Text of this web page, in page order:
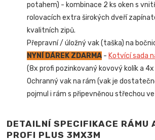
potahem) - kombinace 2 ks oken s
rolovacích extra širokých dveří
kvalitních zipů.
Přepravní / úložný vak (taška) na
NYNÍ DÁREK ZDARMA - Kotvící sada
(8x profi pozinkovaný kovový kolík a 4x
Ochranný vak na rám (vak je
pojmul i rám s připevněnou střechou
DETAILNÍ SPECIFIKACE RÁMU
PROFI PLUS 3MX3M